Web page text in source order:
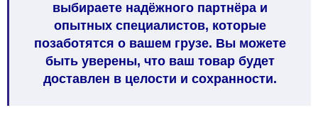
выбираете надёжного партнёра и
опытных специалистов, которые
позаботятся о вашем грузе. Вы можете
быть уверены, что ваш товар будет
доставлен в целости и сохранности.